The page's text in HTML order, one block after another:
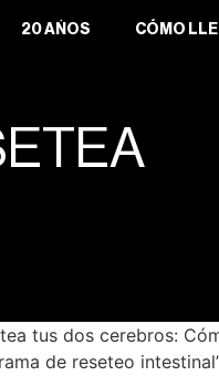
20 AÑOS CÓMO
tus dos cerebros:
de reseteo